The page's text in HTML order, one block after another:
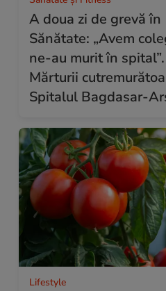
A doua zi de grevă în
Sănătate: „Avem
ne-au murit în spital”.
Mărturii
Spitalul Bagdasar-
Lifestyle